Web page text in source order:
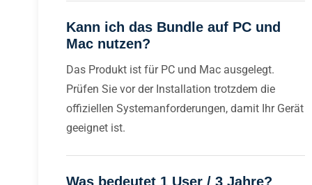
Kann ich das Bundle auf PC und
Mac nutzen?
Das Produkt ist für PC und Mac ausgelegt.
Prüfen Sie vor der Installation trotzdem die
offiziellen Systemanforderungen, damit Ihr Gerät
geeignet ist.
Was bedeutet 1 User / 3 Jahre?